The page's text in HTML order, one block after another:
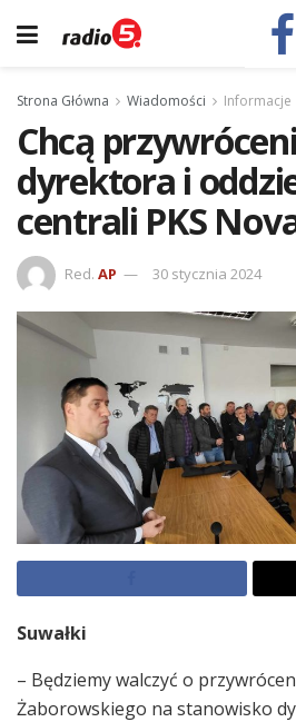
Strona Główna Wiadomości Informacje
Chcą
dyrektora i
centrali PKS
Red. AP 30 stycznia 2024
Suwałki
– Będziemy walczyć o
Żaborowskiego na stanowisko